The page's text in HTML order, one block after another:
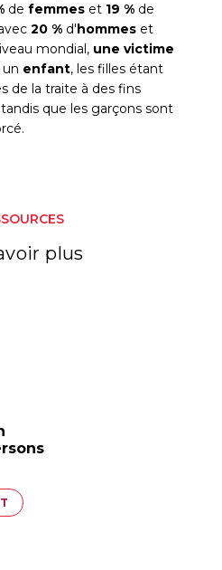
de femmeset 19 %de
20 % d' hommeset
mondial,une victime
enfant, les filles étant
de la traite à des fins
que les garçons sont
plus